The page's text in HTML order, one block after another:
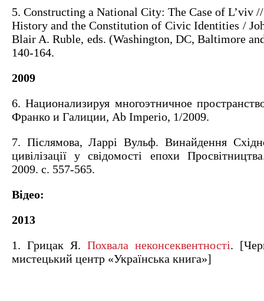
5. Constructing a National City: The Case of L’viv
History and the Constitution of Civic Іdentities /
Blair A. Ruble, eds. (Washington, DC, Baltimore
140-164.
2009
6. Национализируя многоэтничное
Франко и Галиции, Ab Imperio, 1/2009.
7. Післямова, Ларрі Вульф. Винайдення
цивілізації у свідомості епохи
2009. с. 557-565.
Відео:
2013
1. Грицак Я. Похвала неконсеквентності.
мистецький центр «Українська книга»]